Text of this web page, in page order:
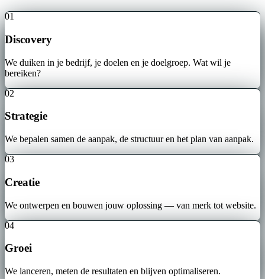
01
Discovery
We duiken in je bedrijf, je doelen en je doelgroep. Wat wil je
bereiken?
02
Strategie
We bepalen samen de aanpak, de structuur en het plan van aanpak.
03
Creatie
We ontwerpen en bouwen jouw oplossing — van merk tot website.
04
Groei
We lanceren, meten de resultaten en blijven optimaliseren.